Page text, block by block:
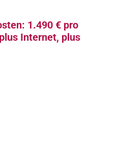
1.490 € pro
Internet, plus